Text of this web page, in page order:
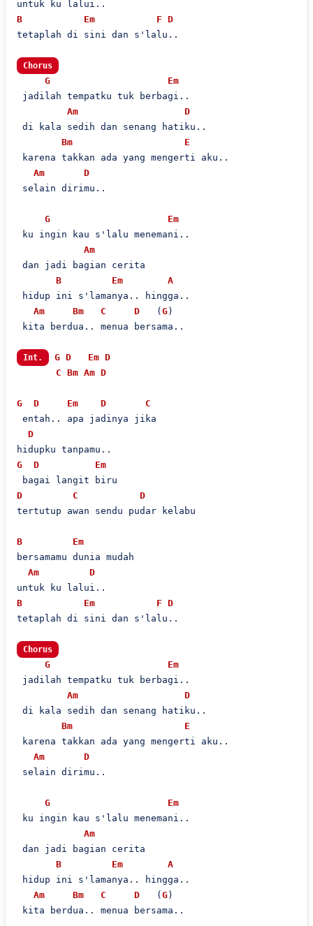
B
Em F D
tetaplah di sini dan s'lalu..
Chorus
G
Em
jadilah tempatku tuk berbagi..
Am
D
di kala sedih dan senang hatiku..
Bm
E
karena takkan ada yang mengerti aku..
Am
D
selain dirimu..
G
Em
ku ingin kau s'lalu menemani..
Am
dan jadi bagian cerita
B
Em
A
hidup ini s'lamanya.. hingga..
Am
Bm C D
   (
G)
kita berdua.. menua bersama..
Int. G D Em D
C Bm Am D
G D Em D
C
entah.. apa jadinya jika
D
G
D
Em
D
C
D
tertutup awan sendu pudar kelabu
B
Em
bersamamu dunia mudah
Am
D
B
Em F D
tetaplah di sini dan s'lalu..
Chorus
G
Em
jadilah tempatku tuk berbagi..
Am
D
di kala sedih dan senang hatiku..
Bm
E
karena takkan ada yang mengerti aku..
Am
D
selain dirimu..
G
Em
ku ingin kau s'lalu menemani..
Am
dan jadi bagian cerita
B
Em
A
hidup ini s'lamanya.. hingga..
Am
Bm C D
   (
G)
kita berdua.. menua bersama..